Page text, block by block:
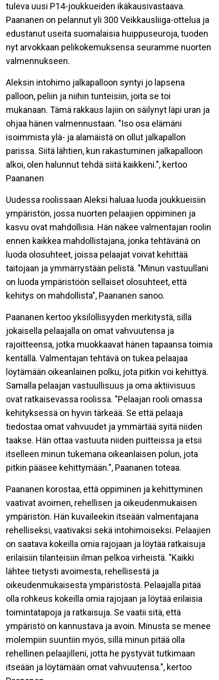
tuleva uusi P14-joukkueiden ikäkausivastaava.
Paananen on pelannut yli 300 Veikkausliiga-ottelua ja
edustanut useita suomalaisia huippuseuroja,tuoden
nyt arvokkaan pelikokemuksensa seuramme nuorten
valmennukseen.
Aleksin intohimo jalkapalloon syntyi jo lapsena
palloon, peliin ja niihin tunteisiin, joita se toi
mukanaan. Tämä rakkaus lajiin on säilynyt läpi uran ja
ohjaa hänen valmennustaan. "Iso osa elämäni
isoimmista ylä- ja alamäistä on ollut jalkapallon
parissa. Siitä lähtien, kun rakastuminen jalkapalloon
alkoi, olen halunnut tehdä siitä kaikkeni.", kertoo
Paananen
Uudessa roolissaan Aleksi haluaa luoda joukkueisiin
ympäristön, jossa nuorten pelaajien oppiminen ja
kasvu ovat mahdollisia. Hän näkee valmentajan roolin
ennen kaikkea mahdollistajana, jonka tehtävänä on
luoda olosuhteet, joissa pelaajat voivat kehittää
taitojaan ja ymmärrystään pelistä. "Minun vastuullani
on luoda ympäristöön sellaiset olosuhteet, että
kehitys on mahdollista", Paananen sanoo.
Paananen kertoo yksilöllisyyden merkitystä, sillä
jokaisella pelaajalla on omat vahvuutensa ja
rajoitteensa, jotka muokkaavat hänen tapaansa toimia
kentällä. Valmentajan tehtävä on tukea pelaajaa
löytämään oikeanlainen polku, jota pitkin voi kehittyä.
Samalla pelaajan vastuullisuus ja oma aktiivisuus
ovat ratkaisevassa roolissa. "Pelaajan rooli omassa
kehityksessä on hyvin tärkeää. Se että pelaaja
tiedostaa omat vahvuudet ja ymmärtää syitä niiden
taakse. Hän ottaa vastuuta niiden puitteissa ja etsii
itselleen minun tukemana oikeanlaisen polun, jota
pitkin pääsee kehittymään.", Paananen toteaa.
Paananen korostaa, että oppiminen ja kehittyminen
vaativat avoimen, rehellisen ja oikeudenmukaisen
ympäristön. Hän kuvaileekin itseään valmentajana
rehelliseksi, vaativaksi sekä intohimoiseksi. Pelaajien
on saatava kokeilla omia rajojaan ja löytää ratkaisuja
erilaisiin tilanteisiin ilman pelkoa virheistä. "Kaikki
lähtee tietysti avoimesta, rehellisestä ja
oikeudenmukaisesta ympäristöstä. Pelaajalla pitää
olla rohkeus kokeilla omia rajojaan ja löytää erilaisia
toimintatapoja ja ratkaisuja. Se vaatii sitä, että
ympäristö on kannustava ja avoin. Minusta se menee
molempiin suuntiin myös, sillä minun pitää olla
rehellinen pelaajilleni, jotta he pystyvät tutkimaan
itseään ja löytämään omat vahvuutensa.", kertoo